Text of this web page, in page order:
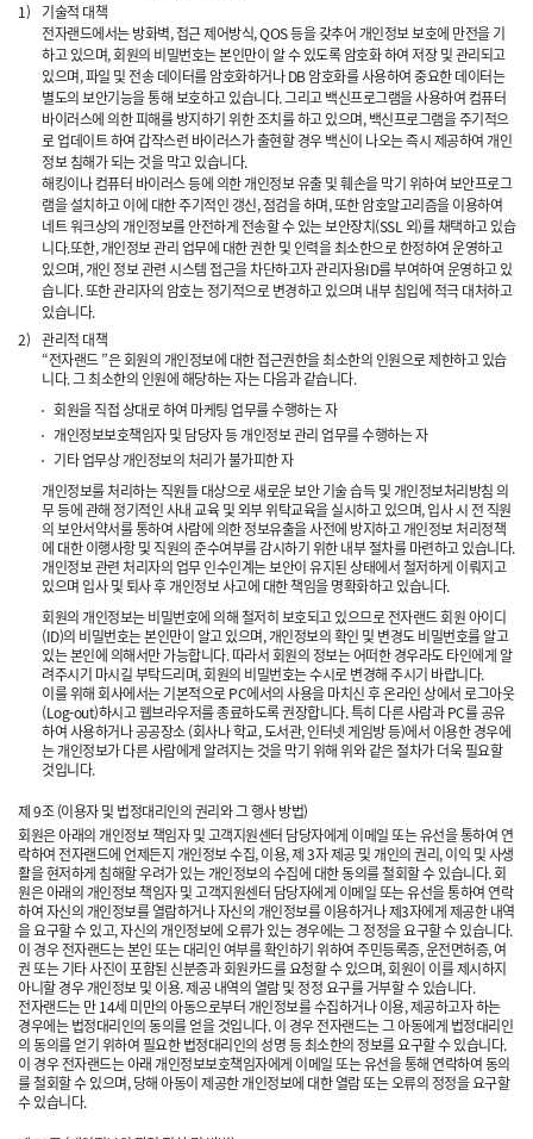
1)
기술적 대책
전자랜드에서는 방화벽, 접근 제어방식, QOS 등을 갖추어 개인정보 보호에 만전을 기
하고 있으며, 회원의 비밀번호는 본인만이 알 수 있도록 암호화 하여 저장 및 관리되고
있으며, 파일 및 전송 데이터를 암호화하거나 DB 암호화를 사용하여 중요한 데이터는
별도의 보안기능을 통해 보호하고 있습니다. 그리고 백신프로그램을 사용하여 컴퓨터
바이러스에 의한 피해를 방지하기 위한 조치를 하고 있으며, 백신프로그램을 주기적으
로 업데이트 하여 갑작스런 바이러스가 출현할 경우 백신이 나오는 즉시 제공하여 개인
정보 침해가 되는 것을 막고 있습니다.
해킹이나 컴퓨터 바이러스 등에 의한 개인정보 유출 및 훼손을 막기 위하여 보안프로그
램을 설치하고 이에 대한 주기적인 갱신, 점검을 하며, 또한 암호알고리즘을 이용하여
네트 워크상의 개인정보를 안전하게 전송할 수 있는 보안장치(SSL 외)를 채택하고 있습
니다.또한, 개인정보 관리 업무에 대한 권한 및 인력을 최소한으로 한정하여 운영하고
있으며, 개인 정보 관련 시스템 접근을 차단하고자 관리자용ID를 부여하여 운영하고 있
습니다. 또한 관리자의 암호는 정기적으로 변경하고 있으며 내부 침입에 적극 대처하고
있습니다.
2) 관리적 대책
“전자랜드 ”은 회원의 개인정보에 대한 접근권한을 최소한의 인원으로 제한하고 있습
니다. 그 최소한의 인원에 해당하는 자는 다음과 같습니다.
회원을 직접 상대로 하여 마케팅 업무를 수행하는 자
개인정보보호책임자 및 담당자 등 개인정보 관리 업무를 수행하는 자
기타 업무상 개인정보의 처리가 불가피한 자
개인정보를 처리하는 직원들 대상으로 새로운 보안 기술 습득 및 개인정보처리방침 의
무 등에 관해 정기적인 사내 교육 및 외부 위탁교육을 실시하고 있으며, 입사 시 전 직원
의 보안서약서를 통하여 사람에 의한 정보유출을 사전에 방지하고 개인정보 처리정책
에 대한 이행사항 및 직원의 준수여부를 감시하기 위한 내부 절차를 마련하고 있습니다.
개인정보 관련 처리자의 업무 인수인계는 보안이 유지된 상태에서 철저하게 이뤄지고
있으며 입사 및 퇴사 후 개인정보 사고에 대한 책임을 명확화하고 있습니다.
회원의 개인정보는 비밀번호에 의해 철저히 보호되고 있으므로 전자랜드 회원 아이디
(ID)의 비밀번호는 본인만이 알고 있으며, 개인정보의 확인 및 변경도 비밀번호를 알고
있는 본인에 의해서만 가능합니다. 따라서 회원의 정보는 어떠한 경우라도 타인에게 알
려주시기 마시길 부탁드리며, 회원의 비밀번호는 수시로 변경해 주시기 바랍니다.
이를 위해 회사에서는 기본적으로 PC에서의 사용을 마치신 후 온라인 상에서 로그아웃
(Log-out)하시고 웹브라우저를 종료하도록 권장합니다. 특히 다른 사람과 PC를 공유
하여 사용하거나 공공장소 (회사나 학교, 도서관, 인터넷 게임방 등)에서 이용한 경우에
는 개인정보가 다른 사람에게 알려지는 것을 막기 위해 위와 같은 절차가 더욱 필요할
것입니다.
제 9조 (이용자 및 법정대리인의 권리와 그 행사 방법)
회원은 아래의 개인정보 책임자 및 고객지원센터 담당자에게 이메일 또는 유선을 통하여 연
락하여 전자랜드에 언제든지 개인정보 수집, 이용, 제 3자 제공 및 개인의 권리, 이익 및 사생
활을 현저하게 침해할 우려가 있는 개인정보의 수집에 대한 동의를 철회할 수 있습니다. 회
원은 아래의 개인정보 책임자 및 고객지원센터 담당자에게 이메일 또는 유선을 통하여 연락
하여 자신의 개인정보를 열람하거나 자신의 개인정보를 이용하거나 제3자에게 제공한 내역
을 요구할 수 있고, 자신의 개인정보에 오류가 있는 경우에는 그 정정을 요구할 수 있습니다.
이 경우 전자랜드는 본인 또는 대리인 여부를 확인하기 위하여 주민등록증, 운전면허증, 여
권 또는 기타 사진이 포함된 신분증과 회원카드를 요청할 수 있으며, 회원이 이를 제시하지
아니할 경우 개인정보 및 이용. 제공 내역의 열람 및 정정 요구를 거부할 수 있습니다.
전자랜드는 만 14세 미만의 아동으로부터 개인정보를 수집하거나 이용, 제공하고자 하는
경우에는 법정대리인의 동의를 얻을 것입니다. 이 경우 전자랜드는 그 아동에게 법정대리인
의 동의를 얻기 위하여 필요한 법정대리인의 성명 등 최소한의 정보를 요구할 수 있습니다.
이 경우 전자랜드는 아래 개인정보보호책임자에게 이메일 또는 유선을 통해 연락하여 동의
를 철회할 수 있으며, 당해 아동이 제공한 개인정보에 대한 열람 또는 오류의 정정을 요구할
수 있습니다.